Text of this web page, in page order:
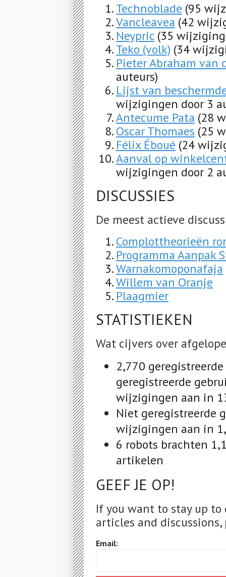
Technoblade (95
Vancleavea (42
Neypric (35
Teko (volk) (34
Pieter Abraham van
auteurs)
Lijst van
wijzigingen door 3
Antecume Pata (28
Oscar Thomaes (25
Félix Éboué (24
Aanval op
wijzigingen door 2
DISCUSSIES
De meest actieve
Complottheorieën
Programma Aanpak
Warnakomoponafaja
Willem van Oranje
Plaagmier
STATISTIEKEN
Wat cijvers over
2,770
geregistreerde
wijzigingen aan in
Niet geregistreerde
wijzigingen aan in
6 robots brachten
artikelen
GEEF JE OP!
If you want to stay up
articles and
Email: